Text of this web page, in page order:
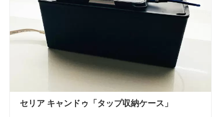
セリア キャンドゥ「タップ収納ケース」